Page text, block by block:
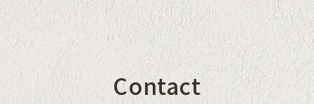
Contact